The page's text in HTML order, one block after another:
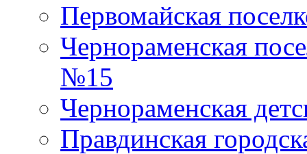
Первомайская
Чернораменская
№15
Чернораменская
Правдинская